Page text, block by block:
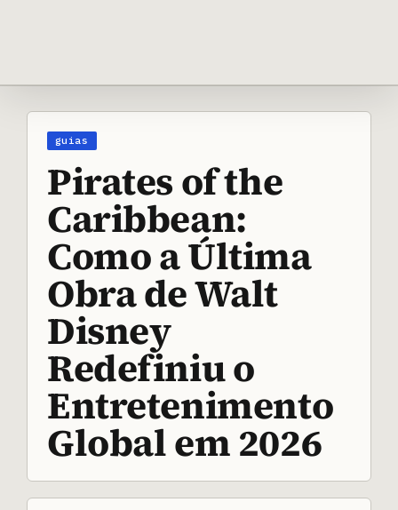
conteúdo
Pirates of the
Caribbean:
Como a Última
Obra de Walt
Disney
Redefiniu o
Entretenimento
Global em 2026